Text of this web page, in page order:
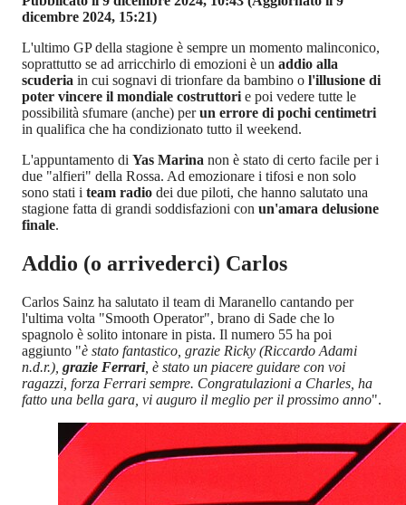
dicembre 2024, 15:21)
L'ultimo GP della stagione è sempre un momento malinconico,
soprattutto se ad arricchirlo di emozioni è un addio alla
scuderia in cui sognavi di trionfare da bambino o l'illusione di
poter vincere il mondiale costruttori e poi vedere tutte le
possibilità sfumare (anche) perun errore di pochi centimetri
in qualifica che ha condizionato tutto il weekend.
L'appuntamento di Yas Marina non è stato di certo facile per i
due "alfieri" della Rossa. Ad emozionare i tifosi e non solo
sono stati i team radio dei due piloti, che hanno salutato una
stagione fatta di grandi soddisfazioni con un'amara delusione
finale.
Addio (o arrivederci) Carlos
Carlos Sainz ha salutato il team di Maranello cantando per
l'ultima volta "Smooth Operator", brano di Sade che lo
spagnolo è solito intonare in pista. Il numero 55 ha poi
aggiunto "è stato fantastico, grazie Ricky (Riccardo Adami
n.d.r.), grazie Ferrari, è stato un piacere guidare con voi
ragazzi, forza Ferrari sempre. Congratulazioni a Charles, ha
fatto una bella gara, vi auguro il meglio per il prossimo anno".